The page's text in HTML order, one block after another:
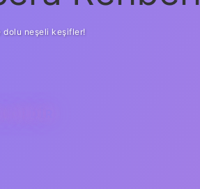
dolu neşeli keşifler!